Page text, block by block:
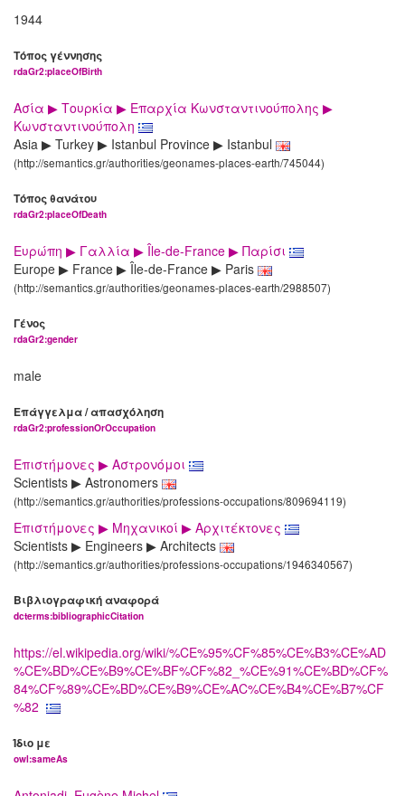
1944
Τόπος γέννησης
rdaGr2:placeOfBirth
Ασία ▶ Τουρκία ▶ Επαρχία Κωνσταντινούπολης ▶
Κωνσταντινούπολη
Asia ▶ Turkey ▶ Istanbul Province ▶ Istanbul
(http://semantics.gr/authorities/geonames-places-earth/745044)
Τόπος θανάτου
rdaGr2:placeOfDeath
Ευρώπη ▶ Γαλλία ▶ Île-de-France ▶ Παρίσι
Europe ▶ France ▶ Île-de-France ▶ Paris
(http://semantics.gr/authorities/geonames-places-earth/2988507)
Γένος
rdaGr2:gender
male
Επάγγελμα / απασχόληση
rdaGr2:professionOrOccupation
Επιστήμονες ▶ Αστρονόμοι
Scientists ▶ Astronomers
(http://semantics.gr/authorities/professions-occupations/809694119)
Επιστήμονες ▶ Μηχανικοί ▶ Αρχιτέκτονες
Scientists ▶ Engineers ▶ Architects
(http://semantics.gr/authorities/professions-occupations/1946340567)
Βιβλιογραφική αναφορά
dcterms:bibliographicCitation
https://el.wikipedia.org/wiki/%CE%95%CF%85%CE%B3%CE%AD
%CE%BD%CE%B9%CE%BF%CF%82_%CE%91%CE%BD%CF%
84%CF%89%CE%BD%CE%B9%CE%AC%CE%B4%CE%B7%CF
%82
Ίδιο με
owl:sameAs